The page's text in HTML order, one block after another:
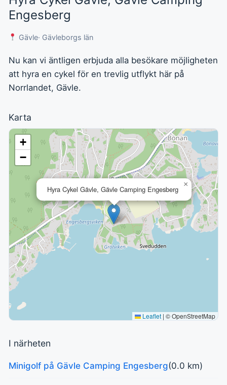
Engesberg
Gävle· Gävleborgs län
Nu kan vi äntligen erbjuda alla besökare möjligheten
att hyra en cykel för en trevlig utflykt här på
Norrlandet, Gävle.
Karta
Hyra Cykel Gävle, Gävle Camping Engesberg
×
+
−
Leaflet | © OpenStreetMap
I närheten
Minigolf på Gävle Camping Engesberg(0.0 km)